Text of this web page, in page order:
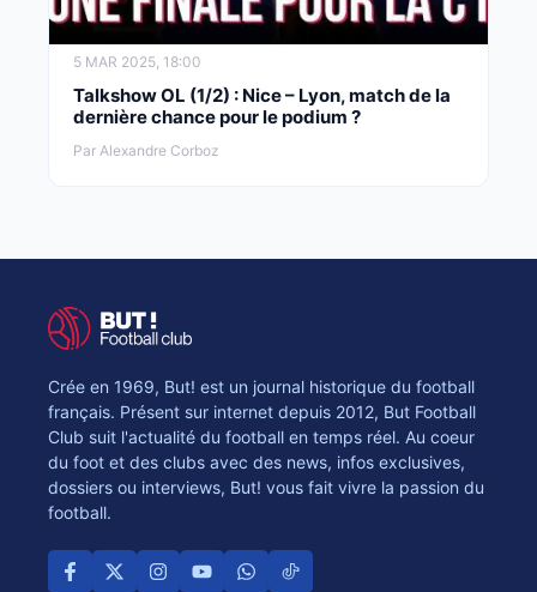
5 MAR 2025, 18:00
Talkshow OL (1/2) : Nice – Lyon, match de la
dernière chance pour le podium ?
Par Alexandre Corboz
Crée en 1969, But! est un journal historique du football
français. Présent sur internet depuis 2012, But Football
Club suit l'actualité du football en temps réel. Au coeur
du foot et des clubs avec des news, infos exclusives,
dossiers ou interviews, But! vous fait vivre la passion du
football.